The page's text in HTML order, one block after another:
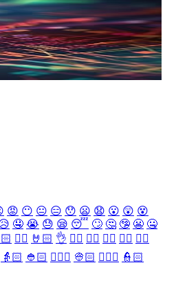
😡 😶 😐 😑 😯 😦 😧 😮 😲 😵
🤤 😭 😓 😪 😴 🙄 🤔 🤥 😬 🤐
✌🏻 🤘🏻 👌 👈🏻 👉🏻 👆🏻 👇🏻 ☝🏻
👵🏻 👲🏻 👳🏻‍♀️ 👳🏻 👮🏻‍♀️ 👮🏻